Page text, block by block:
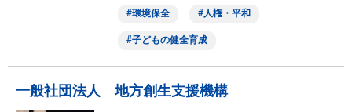
環境保全 人権・平和
子どもの健全育成
一般社団法人 地方創生支援機構